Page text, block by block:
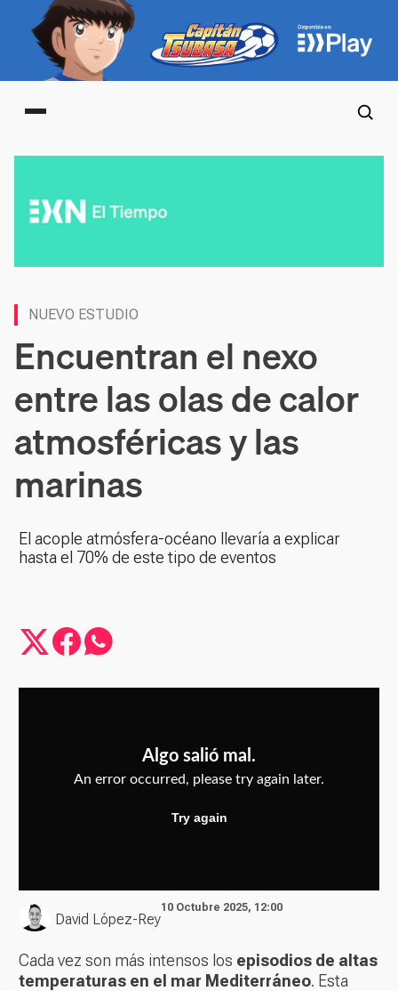
Main menu
NUEVO ESTUDIO
Encuentran el nexo
entre las olas de calor
atmosféricas y las
marinas
El acople atmósfera-océano llevaría a explicar
hasta el 70% de este tipo de eventos
David López-Rey
10 Octubre 2025, 12:00
Cada vez son más intensos los episodios de altas
temperaturas en el mar Mediterráneo. Esta